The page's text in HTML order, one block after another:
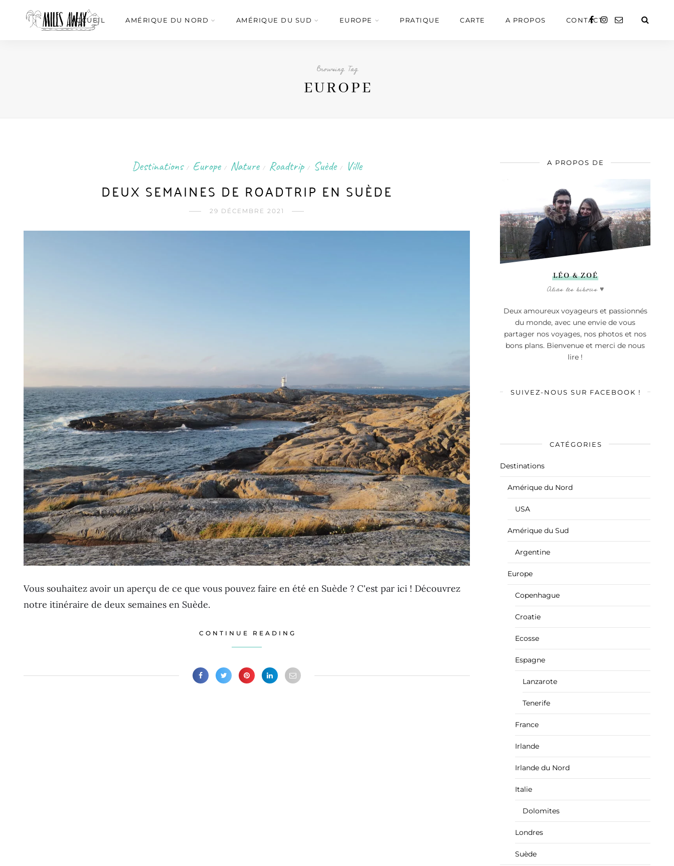
ACCUEIL AMÉRIQUE DU NORD AMÉRIQUE DU SUD EUROPE PRATIQUE CARTE A PROPOS CONTACT
Browsing Tag
EUROPE
Destinations / Europe / Nature / Roadtrip / Suède / Ville
DEUX SEMAINES DE ROADTRIP EN SUÈDE
29 DÉCEMBRE 2021
Vous souhaitez avoir un aperçu de ce que vous pouvez faire en été en Suède ? C'est par ici ! Découvrez
notre itinéraire de deux semaines en Suède.
CONTINUE READING
A PROPOS DE
LÉO & ZOÉ
Alias les bibous ♥
Deux amoureux voyageurs et passionnés
du monde, avec une envie de vous
partager nos voyages, nos photos et nos
bons plans. Bienvenue et merci de nous
lire !
SUIVEZ-NOUS SUR FACEBOOK !
CATÉGORIES
Destinations
Amérique du Nord
USA
Amérique du Sud
Argentine
Europe
Copenhague
Croatie
Ecosse
Espagne
Lanzarote
Tenerife
France
Irlande
Irlande du Nord
Italie
Dolomites
Londres
Suède